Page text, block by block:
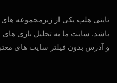
تاینی هلپ یکی از زیرمجموعه
باشد. سایت ما به تحلیل بازی
و آدرس بدون فیلتر سایت های